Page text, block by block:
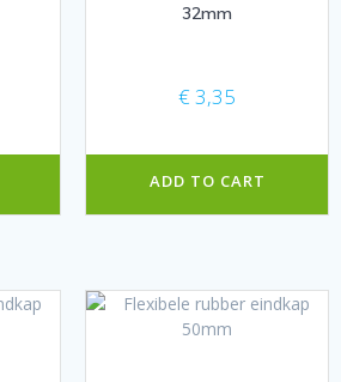
32mm
€ 3,35
ADD TO CART